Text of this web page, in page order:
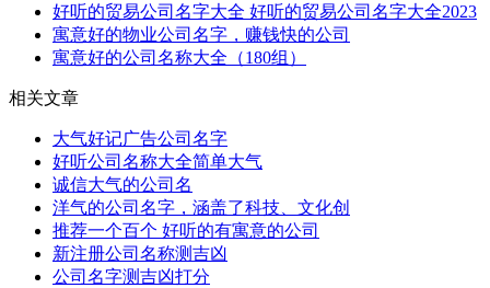
好听的贸易公司名字大全 好听的贸易公司名字大全2023
寓意好的物业公司名字，赚钱快的公司
寓意好的公司名称大全（180组）
相关文章
大气好记广告公司名字
好听公司名称大全简单大气
诚信大气的公司名
洋气的公司名字，涵盖了科技、文化创
推荐一个百个 好听的有寓意的公司
新注册公司名称测吉凶
公司名字测吉凶打分